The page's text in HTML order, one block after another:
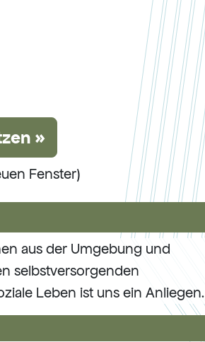
»
Fenster)
aus der Umgebung und
selbstversorgenden
Leben ist uns ein Anliegen.